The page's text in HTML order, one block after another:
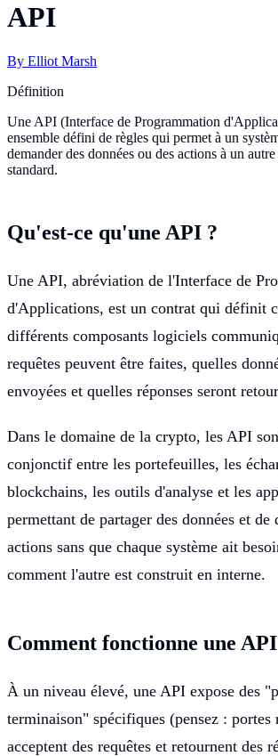
API
By Elliot Marsh
Définition
Une API (Interface de Programmation
ensemble défini de règles qui permet à un
demander des données ou des actions à un
standard.
Qu'est-ce qu'une API ?
Une API, abréviation de l'Interface de
d'Applications, est un contrat qui définit
différents composants logiciels
requêtes peuvent être faites, quelles
envoyées et quelles réponses seront
Dans le domaine de la crypto, les API
conjonctif entre les portefeuilles, les
blockchains, les outils d'analyse et les
permettant de partager des données et de
actions sans que chaque système ait
comment l'autre est construit en interne.
Comment fonctionne une
À un niveau élevé, une API expose des
terminaison" spécifiques (pensez : portes
acceptent des requêtes et retournent des